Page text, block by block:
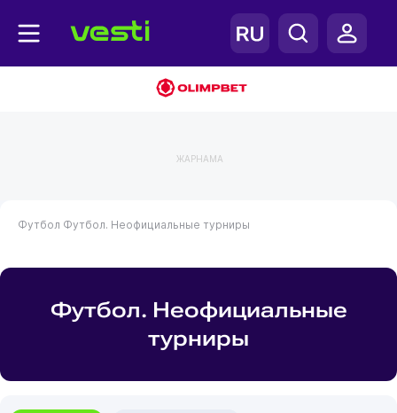
ЖАРНАМА
Футбол Футбол. Неофициальные турниры
Футбол. Неофициальные
турниры